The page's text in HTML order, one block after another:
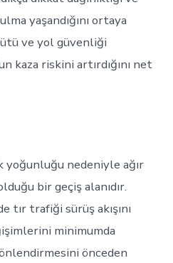
yaşandığını ortaya
ve yol güvenliği
kaza riskini artırdığını net
yoğunluğu nedeniyle ağır
bir geçiş alanıdır.
trafiği sürüş akışını
minimumda
önceden